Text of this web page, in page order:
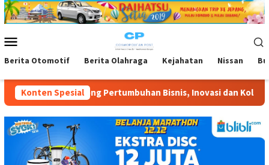
Loncat
ke
Mobile
Berita Otomotif Berita Olahraga Kejahatan Nissan
Konten Spesial
Bisnis, Inovasi dan Kolaborasi yang Berkelanjutan